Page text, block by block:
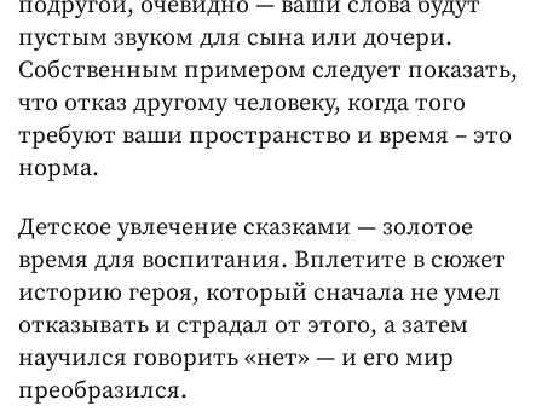
пустым звуком для сына или дочери.
Собственным примером следует показать,
что отказ другому человеку, когда того
требуют ваши пространство и время – это
норма.
Детское увлечение сказками — золотое
время для воспитания. Вплетите в сюжет
историю героя, который сначала не умел
отказывать и страдал от этого, а затем
научился говорить «нет» — и его мир
преобразился.